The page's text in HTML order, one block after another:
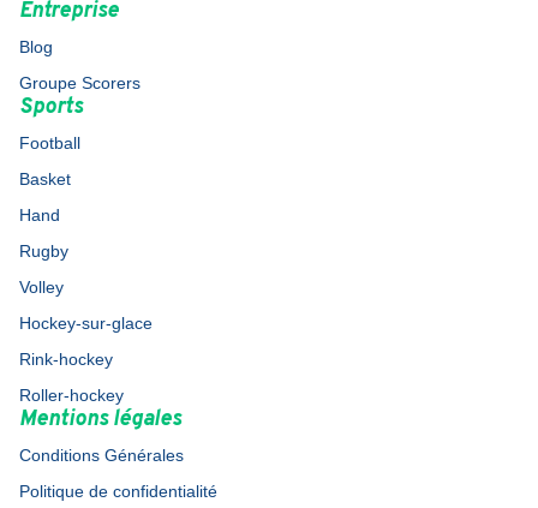
Entreprise
Blog
Groupe Scorers
Sports
Football
Basket
Hand
Rugby
Volley
Hockey-sur-glace
Rink-hockey
Roller-hockey
Mentions légales
Conditions Générales
Politique de confidentialité